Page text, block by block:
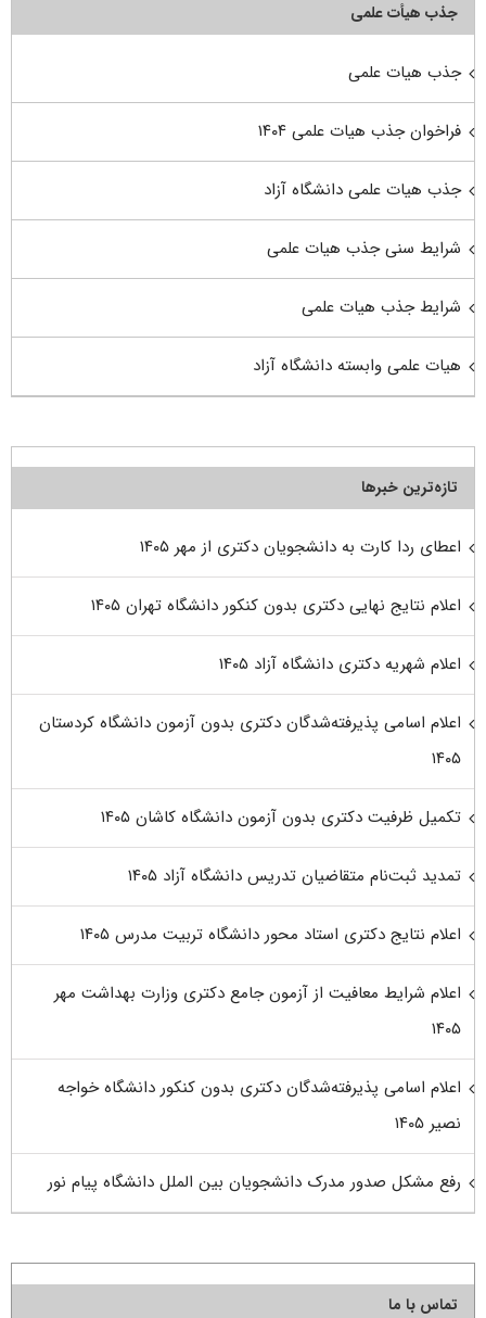
جذب هیأت علمی
جذب هیات علمی
فراخوان جذب هیات علمی ۱۴۰۴
جذب هیات علمی دانشگاه آزاد
شرایط سنی جذب هیات علمی
شرایط جذب هیات علمی
هیات علمی وابسته دانشگاه آزاد
تازه‌ترین خبرها
اعطای ردا کارت به دانشجویان دکتری از مهر ۱۴۰۵
اعلام نتایج نهایی دکتری بدون کنکور دانشگاه تهران ۱۴۰۵
اعلام شهریه دکتری دانشگاه آزاد ۱۴۰۵
اعلام اسامی پذیرفته‌شدگان دکتری بدون آزمون دانشگاه کردستان
۱۴۰۵
تکمیل ظرفیت دکتری بدون آزمون دانشگاه کاشان ۱۴۰۵
تمدید ثبت‌نام متقاضیان تدریس دانشگاه آزاد ۱۴۰۵
اعلام نتایج دکتری استاد محور دانشگاه تربیت مدرس ۱۴۰۵
اعلام شرایط معافیت از آزمون جامع دکتری وزارت بهداشت مهر
۱۴۰۵
اعلام اسامی پذیرفته‌شدگان دکتری بدون کنکور دانشگاه خواجه
نصیر ۱۴۰۵
رفع مشکل صدور مدرک دانشجویان بین الملل دانشگاه پیام نور
تماس با ما